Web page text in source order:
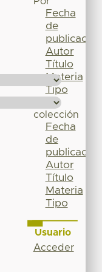
Fecha
de
publicación
Autor
Título
Materia
Tipo
colección
Fecha
de
publicación
Autor
Título
Materia
Tipo
Usuario
Acceder